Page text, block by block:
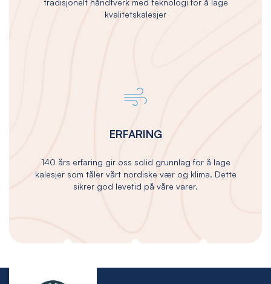
kvalitetskalesjer
ERFARING
140 års erfaring gir oss solid grunnlag for å lage
kalesjer som tåler vårt nordiske vær og klima. Dette
sikrer god levetid på våre varer.